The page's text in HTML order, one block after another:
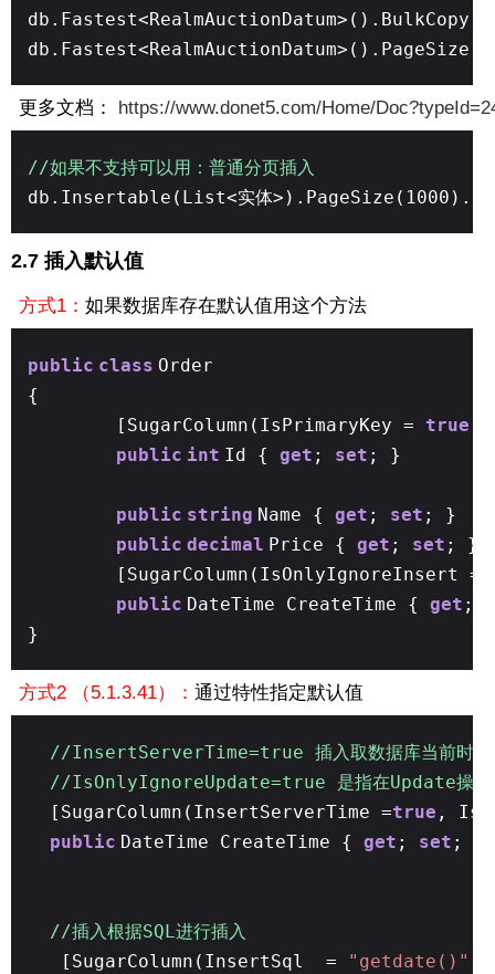
更多文档： https://www.donet5.com/Home/
//如果不支持可以用：普通分页插入
db.Insertable(List<实体
2.7 插入默认值
方式1： 如果数据库存在默认值用这个方法
public class Order
{
[SugarColumn(IsPrimaryKey = true
public int Id { get ; set ; }
public string Name { get ; set ; }
public decimal Price { get ; set ; }
[SugarColumn(IsOnlyIgnoreInsert =
public DateTime CreateTime { get ;
}
方式2 （5.1.3.41）： 通过特性指定默认值
//InsertServerTime=true 插入取数据库当前时
//IsOnlyIgnoreUpdate=true 是指在Update操作不
[SugarColumn(InsertServerTime =true ,
public DateTime CreateTime { get ; set ; }
//插入根据SQL进行插入
[SugarColumn(InsertSql =
"getdate()"